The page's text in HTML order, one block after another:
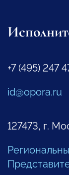
+7 (495) 247
id@opora.ru
127473, г.